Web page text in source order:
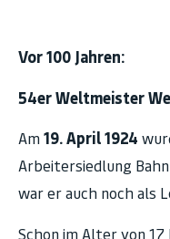
Vor 100 Jahren:
54er Weltmeister
Am 19. April 1924
Arbeitersiedlung
war er auch noch als
Schon im Alter von